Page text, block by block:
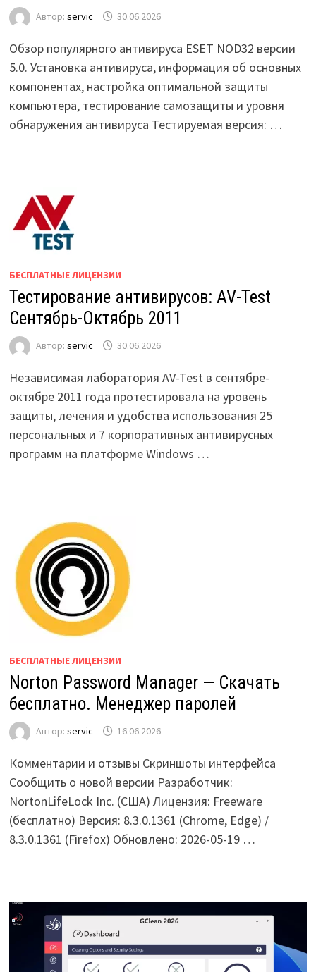
Автор: servic 30.06.2026
Обзор популярного антивируса ESET NOD32 версии
5.0. Установка антивируса, информация об основных
компонентах, настройка оптимальной защиты
компьютера, тестирование самозащиты и уровня
обнаружения антивируса Тестируемая версия: …
БЕСПЛАТНЫЕ ЛИЦЕНЗИИ
Тестирование антивирусов: AV-Test
Сентябрь-Октябрь 2011
Автор: servic 30.06.2026
Независимая лаборатория AV-Test в сентябре-
октябре 2011 года протестировала на уровень
защиты, лечения и удобства использования 25
персональных и 7 корпоративных антивирусных
программ на платформе Windows …
БЕСПЛАТНЫЕ ЛИЦЕНЗИИ
Norton Password Manager — Скачать
бесплатно. Менеджер паролей
Автор: servic 16.06.2026
Комментарии и отзывы Скриншоты интерфейса
Сообщить о новой версии Разработчик:
NortonLifeLock Inc. (США) Лицензия: Freeware
(бесплатно) Версия: 8.3.0.1361 (Chrome, Edge) /
8.3.0.1361 (Firefox) Обновлено: 2026-05-19 …